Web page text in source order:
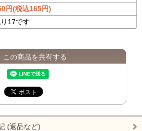
円(税込165円)
17です
この商品を共有する
(返品など)